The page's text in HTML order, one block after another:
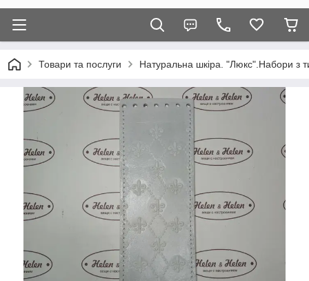
Товари та послуги Натуральна шкіра. "Люкс".Набори з